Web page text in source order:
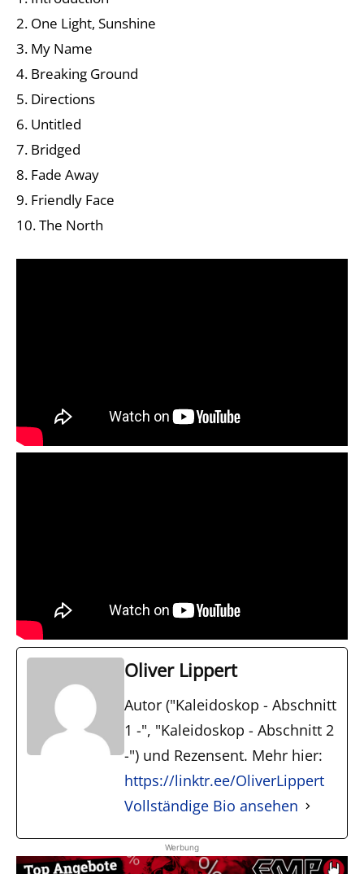
2. One Light, Sunshine
3. My Name
4. Breaking Ground
5. Directions
6. Untitled
7. Bridged
8. Fade Away
9. Friendly Face
10. The North
Oliver Lippert
Autor ("Kaleidoskop - Abschnitt
1 -", "Kaleidoskop - Abschnitt 2
-") und Rezensent. Mehr hier:
https://linktr.ee/OliverLippert
Vollständige Bio ansehen
Werbung